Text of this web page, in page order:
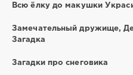
Всю ёлку до макушки
Замечательный дружище,
Загадка
Загадки про снеговика